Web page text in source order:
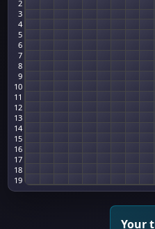
2
3
4
5
6
7
8
9
10
11
12
13
14
15
16
17
18
19
Your